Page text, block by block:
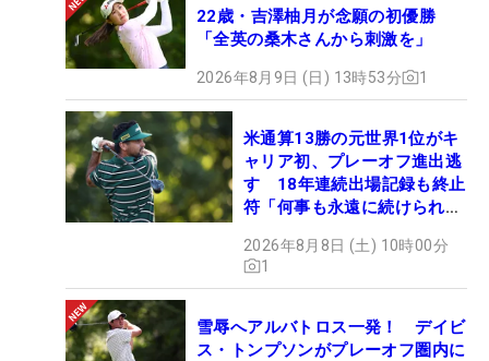
22歳・吉澤柚月が念願の初優勝
「全英の桑木さんから刺激を」
2026年8月9日 (日) 13時53分 1
米通算13勝の元世界1位がキ
ャリア初、プレーオフ進出逃
す 18年連続出場記録も終止
符「何事も永遠に続けられな
2026年8月8日 (土) 10時00分
1
雪辱へアルバトロス一発！ デイビ
ス・トンプソンがプレーオフ圏内に